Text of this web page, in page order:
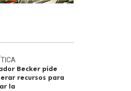
Becker pide
recursos para
la